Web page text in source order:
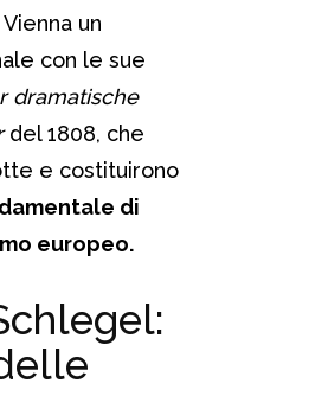
un
con le sue
dramatische
del 1808, che
e costituirono
di
europeo.